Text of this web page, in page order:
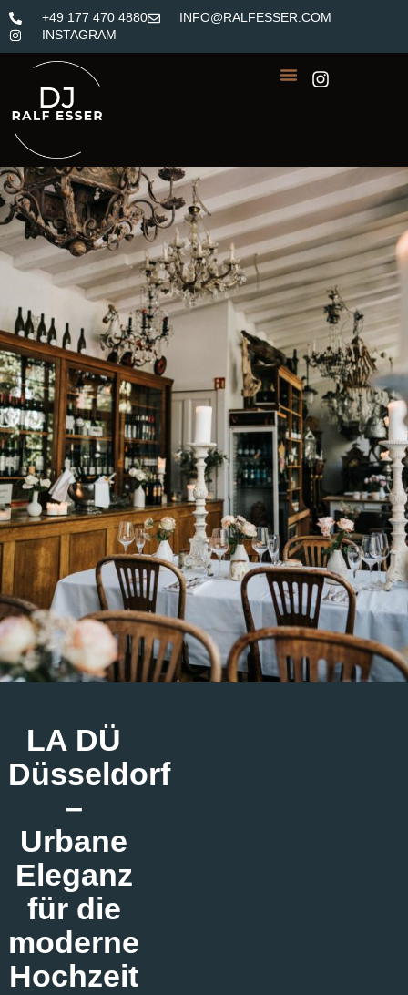
+49 177 470 4880
INFO@RALFESSER.COM
INSTAGRAM
LA DÜ
Düsseldorf
–
Urbane
Eleganz
für die
moderne
Hochzeit